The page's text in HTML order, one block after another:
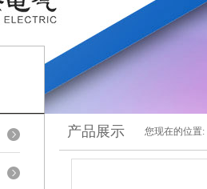
产品展示 您现在的位置: